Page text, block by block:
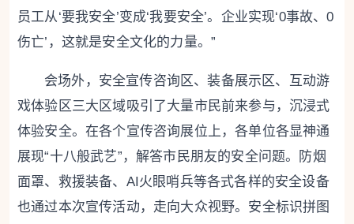
员工从‘要我安全’变成‘我要安全’。企业实现‘0事故、0
伤亡’，这就是安全文化的力量。”
会场外，安全宣传咨询区、装备展示区、互动游
戏体验区三大区域吸引了大量市民前来参与，沉浸式
体验安全。在各个宣传咨询展位上，各单位各显神通
展现“十八般武艺”，解答市民朋友的安全问题。防烟
面罩、救援装备、AI火眼哨兵等各式各样的安全设备
也通过本次宣传活动，走向大众视野。安全标识拼图